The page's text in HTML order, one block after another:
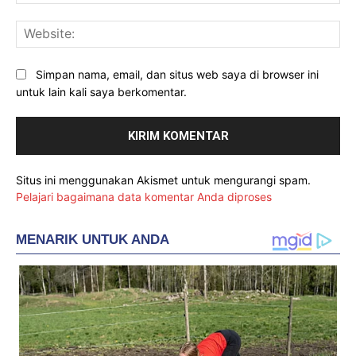
Simpan nama, email, dan situs web saya di browser ini
untuk lain kali saya berkomentar.
Situs ini menggunakan Akismet untuk mengurangi spam.
Pelajari bagaimana data komentar Anda diproses